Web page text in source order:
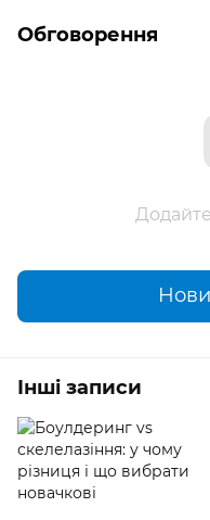
Обговорення
Інші записи